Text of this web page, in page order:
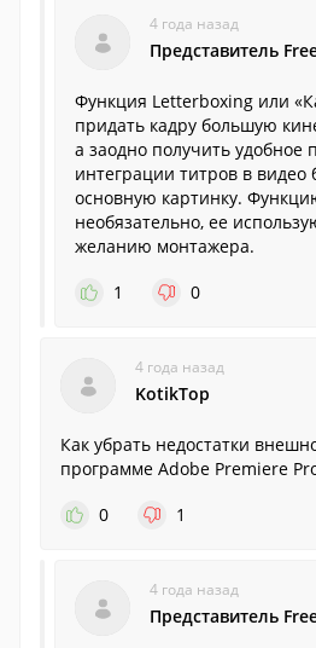
4 года назад
Представитель
Функция Letterboxing или
придать кадру большую
а заодно получить удобное
интеграции титров в видео
основную картинку.
необязательно, ее
желанию монтажера.
1
0
4 года назад
KotikTop
Как убрать недостатки
программе Adobe Premiere
0
1
4 года назад
Представитель